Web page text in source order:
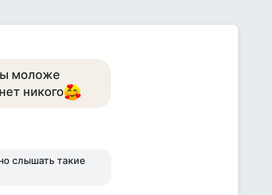
моложе
никого
слышать такие